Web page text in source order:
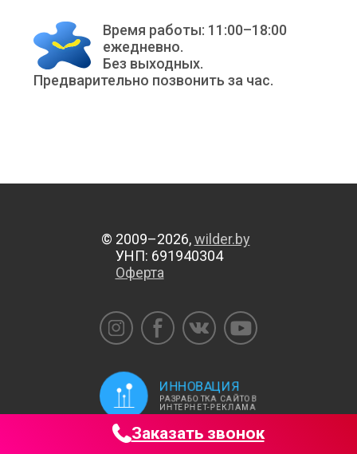
Время работы: 11:00–18:00
ежедневно.
Без выходных.
Предварительно позвонить за час.
© 2009–2026,wilder.by
УНП: 691940304
Оферта
ИННОВАЦИЯ
РАЗРАБОТКА САЙТОВ
ИНТЕРНЕТ-РЕКЛАМА
Заказать звонок